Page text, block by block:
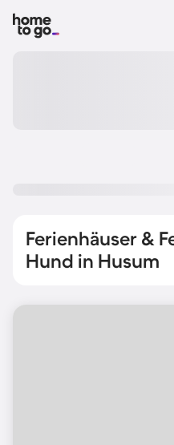
Ferienhäuser &
Hund in Husum